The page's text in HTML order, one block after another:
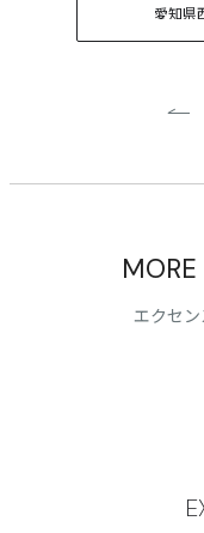
愛知県
エクセ